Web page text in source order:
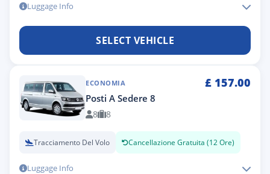
Luggage Info
SELECT VEHICLE
ECONOMIA £ 157.00
Posti A Sedere 8
8 8
Tracciamento Del Volo Cancellazione Gratuita (12 Ore)
Luggage Info